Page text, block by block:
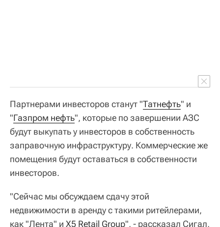
Партнерами инвесторов станут "Татнефть" и
"Газпром нефть", которые по завершении АЗС
будут выкупать у инвесторов в собственность
заправочную инфраструктуру. Коммерческие же
помещения будут оставаться в собственности
инвесторов.
"Сейчас мы обсуждаем сдачу этой
недвижимости в аренду с такими ритейлерами,
как "Лента" и X5 Retail Group", - рассказал Сигал,